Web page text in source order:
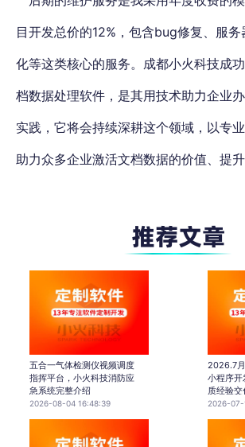
目开发总价的12%，包含bug修复、服
化等这类核心的服务。成都小火科技成
档数据处理软件，是其用技术助力企业
实践，它将会持续深耕这个领域，以专
助力众多企业激活文档数据的价值、提升
五合一气体检测仪视频调度
指挥平台，小火科技消防应
急系统完整介绍
2026-08-04 16:48:39
2026.7
小程序开
质经验
2026-07-